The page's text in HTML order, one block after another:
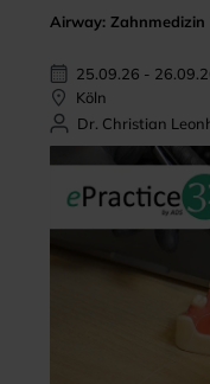
Airway: Zahnmedizin
25.09.26 -
Köln
Dr. Christian